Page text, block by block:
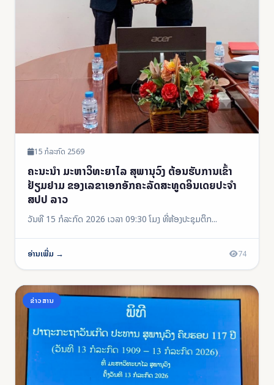
15 ກໍລະກົດ 2569
ຄະນະນໍາ ມະຫາວິທະຍາໄລ ສຸພານຸວົງ ຕ້ອນຮັບການເຂົ້າ
ຢ້ຽມຢາມ ຂອງເລຂາເອກອັກຄະລັດສະທູດອິນເດຍປະຈໍາ
ສປປ ລາວ
ວັນທີ 15 ກໍລະກົດ 2026 ເວລາ 09:30 ໂມງ ທີ່ຫ້ອງປະຊຸມຕຶກ...
ອ່ານເພີ່ມ → 74
ຂ່າວສານ